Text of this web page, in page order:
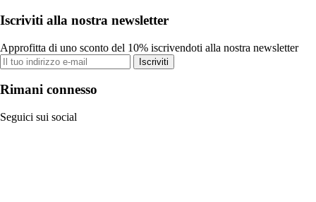
Iscriviti alla nostra newsletter
Approfitta di uno sconto del 10% iscrivendoti alla nostra newsletter
Iscriviti
Rimani connesso
Seguici sui social